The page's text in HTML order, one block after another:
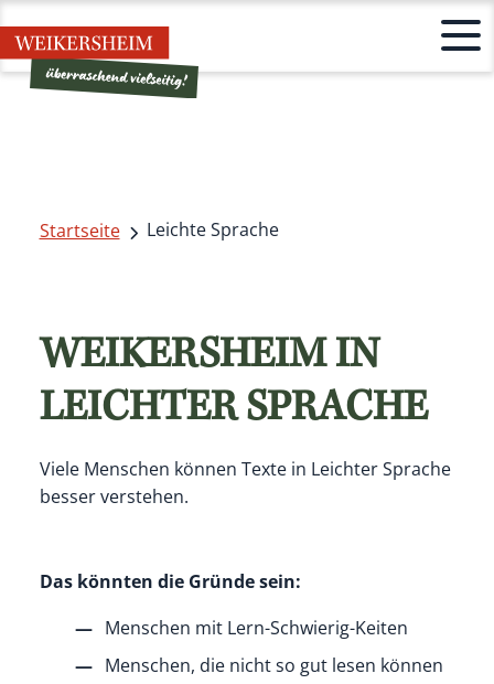
Startseite Leichte Sprache
WEIKERSHEIM IN
LEICHTER SPRACHE
Viele Menschen können Texte in Leichter Sprache
besser verstehen.
Das könnten die Gründe sein:
Menschen mit Lern-Schwierig-Keiten
Menschen, die nicht so gut lesen können